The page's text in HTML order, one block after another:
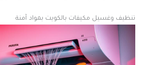
تنظيف وغسيل مكيفات بالكويت بمواد آمنة